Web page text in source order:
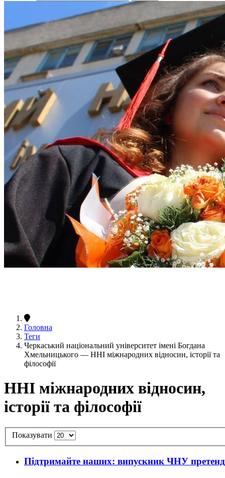
Головна
Теги
Черкаський національний університет імені Богдана
Хмельницького — ННІ міжнародних відносин, історії та
філософії
ННІ міжнародних відносин,
історії та філософії
Показувати
Підтримайте наших: випускник ЧНУ